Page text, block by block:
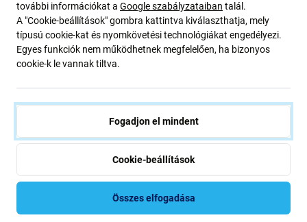
LCD kijelző + érintőüveg + keret a
következőhöz: Xiaomi Poco M7 Pro 5G
szüksége ahhoz, hogy az eszköz ismét teljesen
működőképes legyen.
Ez a készlet tartalmazza:
további információkat a Google szabályzataiban talál.
A "Cookie-beállítások" gombra kattintva kiválaszthatja, mely
típusú cookie-kat és nyomkövetési technológiákat engedélyezi.
Egyes funkciók nem működhetnek megfelelően, ha bizonyos
cookie-k le vannak tiltva.
Fogadjon el mindent
Cookie-beállítások
Összes elfogadása